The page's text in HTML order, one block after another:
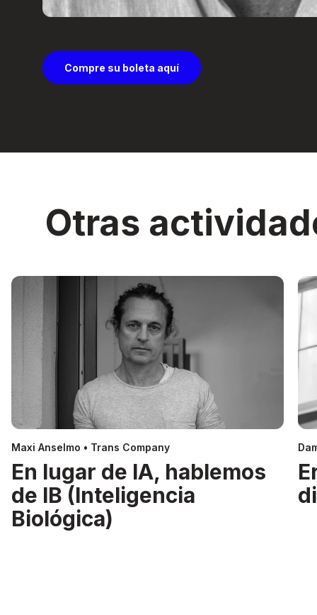
Compre su boleta aquí
Otras
Maxi Anselmo • Trans Company
En lugar de IA, hablemos
de IB (Inteligencia
Biológica)